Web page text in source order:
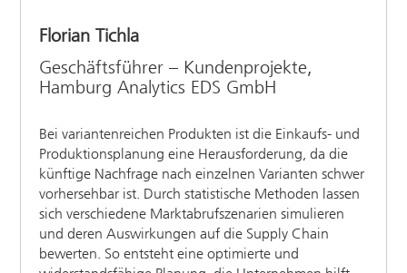
Florian Tichla
Geschäftsführer – Kundenprojekte,
Hamburg Analytics EDS GmbH
Bei variantenreichen Produkten ist die Einkaufs- und
Produktionsplanung eine Herausforderung, da die
künftige Nachfrage nach einzelnen Varianten schwer
vorhersehbar ist. Durch statistische Methoden lassen
sich verschiedene Marktabrufszenarien simulieren
und deren Auswirkungen auf die Supply Chain
bewerten. So entsteht eine optimierte und